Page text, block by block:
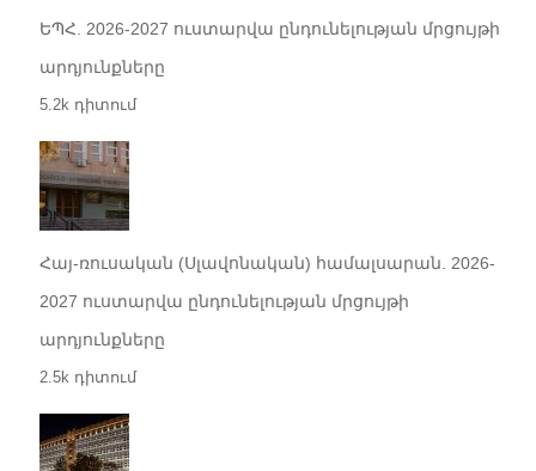
ԵՊՀ. 2026-2027 ուստարվա ընդունելության մրցույթի
արդյունքները
5.2k դիտում
Հայ-ռուսական (Սլավոնական) համալսարան. 2026-
2027 ուստարվա ընդունելության մրցույթի
արդյունքները
2.5k դիտում